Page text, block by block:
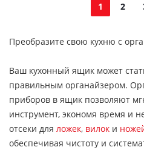
1 2
Преобразите свою кухню с
Ваш кухонный ящик может
правильным органайзером.
приборов в ящик позволяют
инструмент, экономя время и
отсеки для ложек, вилок и
обеспечивая чистоту и